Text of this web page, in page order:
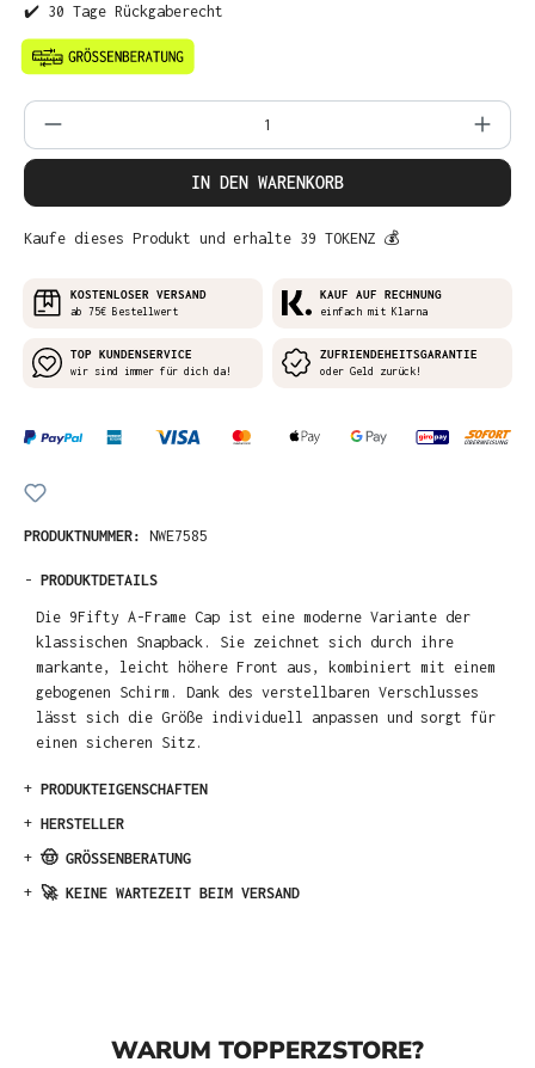
✔️ 30 Tage Rückgaberecht
Produkt Anzahl: Gib den gewünschten
IN DEN WARENKORB
Kaufe dieses Produkt und erhalte 39 TOKENZ 💰
KOSTENLOSER VERSAND
ab 75€ Bestellwert
KAUF AUF RECHNUNG
einfach mit Klarna
TOP KUNDENSERVICE
wir sind immer für dich da!
ZUFRIENDEHEITSGARANTIE
oder Geld zurück!
PRODUKTNUMMER: NWE7585
- PRODUKTDETAILS
Die 9Fifty A-Frame Cap ist eine moderne Variante der
klassischen Snapback. Sie zeichnet sich durch ihre
markante, leicht höhere Front aus, kombiniert mit einem
gebogenen Schirm. Dank des verstellbaren Verschlusses
lässt sich die Größe individuell anpassen und sorgt für
einen sicheren Sitz.
+ PRODUKTEIGENSCHAFTEN
+ HERSTELLER
+ 🤠 GRÖSSENBERATUNG
+ 🚀 KEINE WARTEZEIT BEIM VERSAND
WARUM TOPPERZSTORE?